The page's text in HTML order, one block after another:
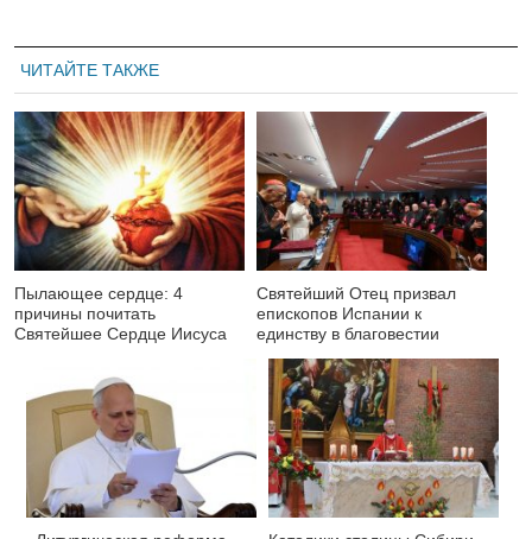
ЧИТАЙТЕ ТАКЖЕ
Пылающее сердце: 4
причины почитать
Святейшее Сердце Иисуса
Святейший Отец призвал
епископов Испании к
единству в благовестии